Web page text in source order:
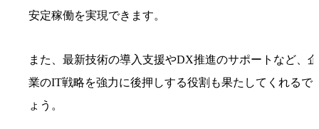
安定稼働を実現できます。
また、最新技術の導入支援やDX推進のサポートなど、企
業のIT戦略を強力に後押しする役割も果たしてくれるで
ょう。